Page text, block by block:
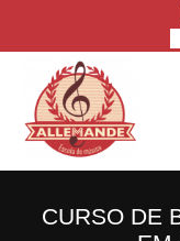
CURSO DE